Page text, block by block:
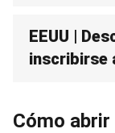
EEUU |
inscribirse
Cómo abrir